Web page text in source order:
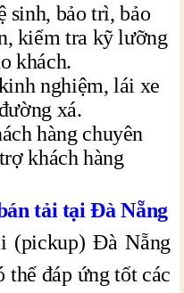
sinh, bảo trì, bảo
kiểm tra kỹ lưỡng
khách.
nghiệm, lái xe
xá.
hàng chuyên
khách hàng
tải tại Đà Nẵng
(pickup) Đà Nẵng
thể đáp ứng tốt các